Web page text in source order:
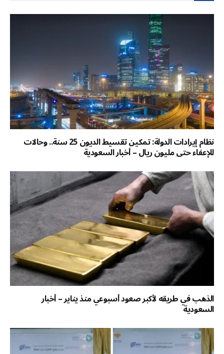
نظام إيرادات الدولة: تمكين تقسيط الديون 25 سنة.. وحالات
للإعفاء حتى مليون ريال – أخبار السعودية
الذهب في طريقه لأكبر صعود أسبوعي منذ يناير – أخبار
السعودية